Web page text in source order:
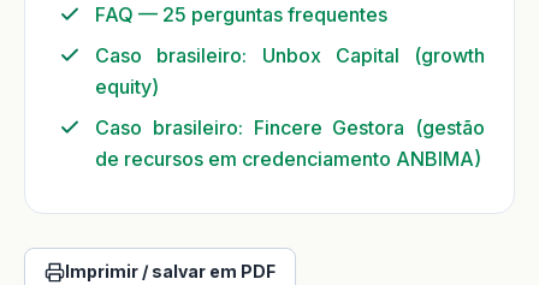
FAQ — 25 perguntas frequentes
Caso brasileiro: Unbox Capital (growth
equity)
Caso brasileiro: Fincere Gestora (gestão
de recursos em credenciamento ANBIMA)
Imprimir / salvar em PDF